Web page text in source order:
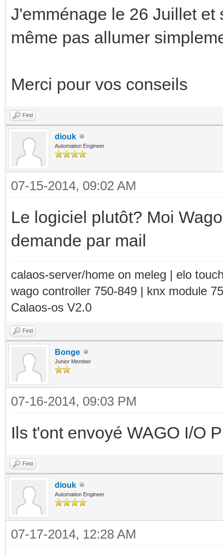
J'emménage le 26 Juillet
même pas allumer
Merci pour vos conseils
Find
diouk
Automation Engineer
07-15-2014, 09:02 AM
Le logiciel plutôt? Moi
demande par mail
calaos-server/home on meleg | elo
wago controller 750-849 | knx module
Calaos-os V2.0
Find
Bonge
Junior Member
07-16-2014, 09:03 PM
Ils t'ont envoyé WAGO I/O
Find
diouk
Automation Engineer
07-17-2014, 12:28 AM